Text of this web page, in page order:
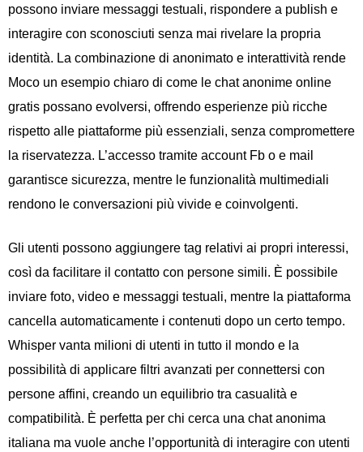
possono inviare messaggi testuali, rispondere a publish e
interagire con sconosciuti senza mai rivelare la propria
identità. La combinazione di anonimato e interattività rende
Moco un esempio chiaro di come le chat anonime online
gratis possano evolversi, offrendo esperienze più ricche
rispetto alle piattaforme più essenziali, senza compromettere
la riservatezza. L’accesso tramite account Fb o e mail
garantisce sicurezza, mentre le funzionalità multimediali
rendono le conversazioni più vivide e coinvolgenti.
Gli utenti possono aggiungere tag relativi ai propri interessi,
così da facilitare il contatto con persone simili. È possibile
inviare foto, video e messaggi testuali, mentre la piattaforma
cancella automaticamente i contenuti dopo un certo tempo.
Whisper vanta milioni di utenti in tutto il mondo e la
possibilità di applicare filtri avanzati per connettersi con
persone affini, creando un equilibrio tra casualità e
compatibilità. È perfetta per chi cerca una chat anonima
italiana ma vuole anche l’opportunità di interagire con utenti